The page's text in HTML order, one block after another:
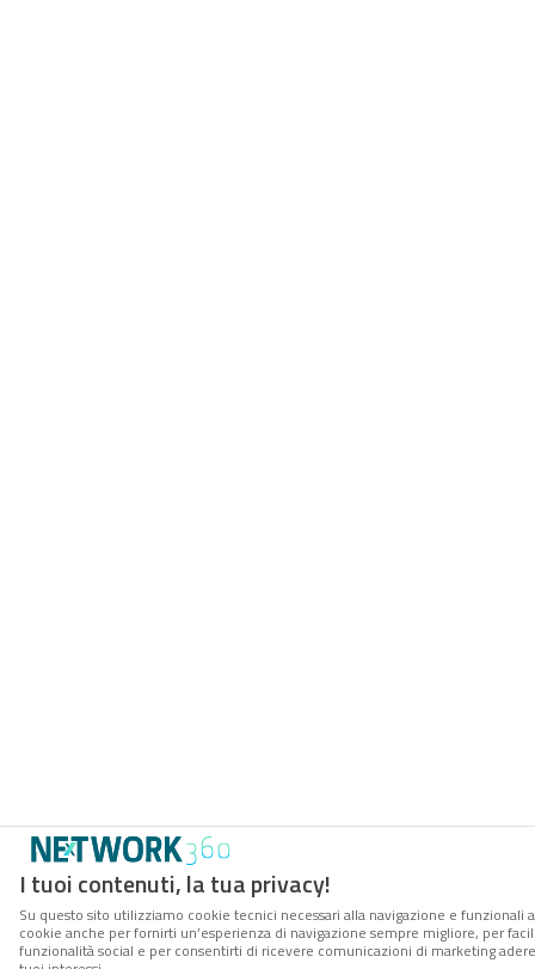
I tuoi contenuti, la tua privacy!
Su questo sito utilizziamo cookie tecnici necessari alla navigazione e funzionali
cookie anche per fornirti un’esperienza di navigazione sempre migliore, per
funzionalità social e per consentirti di ricevere comunicazioni di marketing